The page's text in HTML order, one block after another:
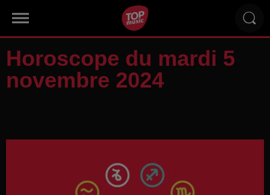
Horoscope du mardi 5
novembre 2024